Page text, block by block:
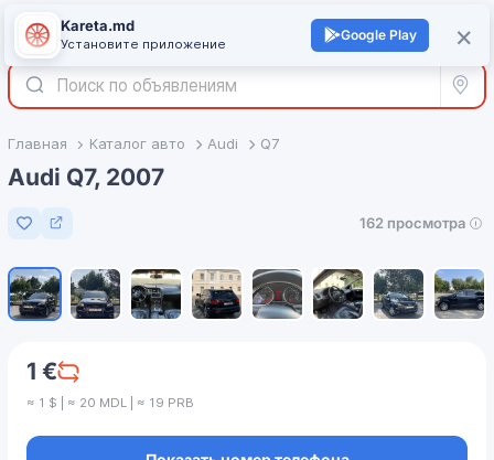
Войти +
Все
Главная Каталог авто Audi Q7
Audi Q7, 2007
Добавить в избранное
162 просмотра
1 €
≈ 1 $ | ≈ 20 MDL | ≈ 19 PRB
×
Kareta.md
Установите приложение
Google Play